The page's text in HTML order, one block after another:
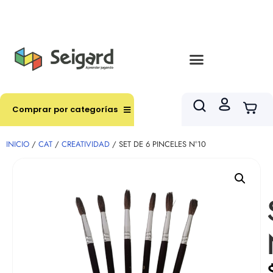
Comprar por categorías
INICIO / CAT / CREATIVIDAD / SET DE 6 PINCELES N°10